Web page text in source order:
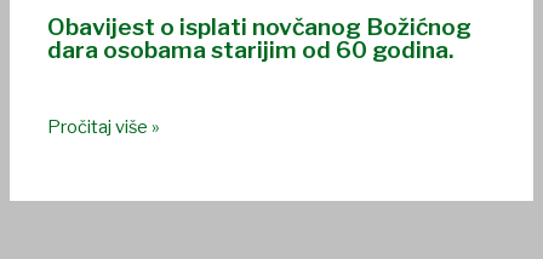
Obavijest o isplati novčanog Božićnog
dara osobama starijim od 60 godina.
Pročitaj više »